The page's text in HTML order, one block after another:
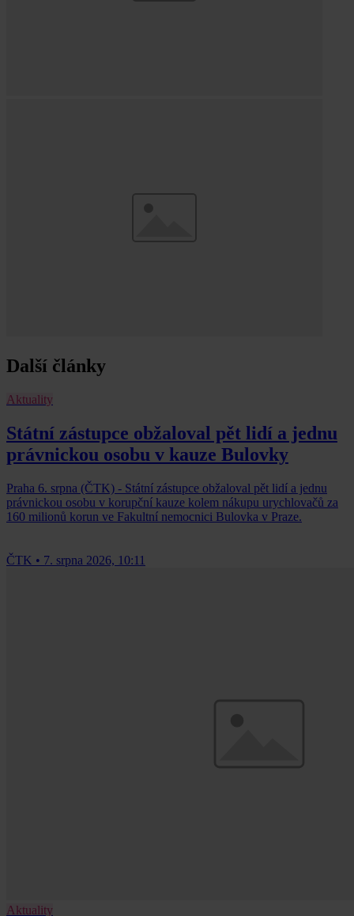
Další články
Aktuality
Státní zástupce obžaloval pět lidí a jednu
právnickou osobu v kauze Bulovky
Praha 6. srpna (ČTK) - Státní zástupce obžaloval pět lidí a jednu
právnickou osobu v korupční kauze kolem nákupu urychlovačů za
160 milionů korun ve Fakultní nemocnici Bulovka v Praze.
ČTK • 7. srpna 2026, 10:11
Aktuality